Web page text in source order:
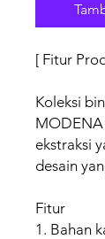
[ Fitur
Koleksi
MODENA
ekstraksi
desain
Fitur
1. Bahan